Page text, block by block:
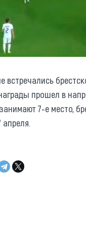
встречались
прошел в
7-е место,
апреля.